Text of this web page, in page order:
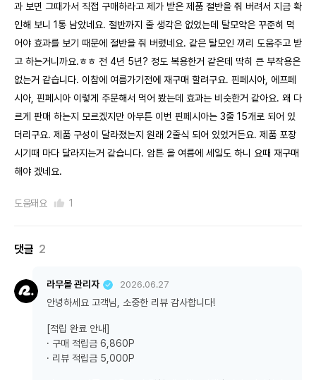
과 보면 그때가서 직접 구매하라고 제가 받은 제품 절반을 줘 버려서 지금 확
인해 보니 1통 남았네요. 절반까지 줄 생각은 없었는데 탈모약은 꾸준히 먹
어야 효과를 보기 때문에 절반을 줘 버렸네요. 같은 탈모인 끼리 도움주고 받
고 하는거니까요.ㅎㅎ 전 4년 5년? 정도 복용한거 같은데 딱히 큰 부작용은
없는거 같습니다. 이참에 여름가기전에 재구매 할려구요. 핀페시아, 에프페
시아, 핀페시아 이렇게 주문해서 먹어 봤는데 효과는 비슷한거 같아요. 왜 다
르게 판매 하는지 모르겠지만 아무튼 이번 핀페시아는 3줄 15개로 되어 있
더리구요. 제품 구성이 달라졌는지 원래 2줄식 되어 있었거든요. 제품 포장
시기때 마다 달라지는거 같습니다. 암튼 올 여름에 세일도 하니 요때 재구매
해야 겠네요.
도움돼요 1
댓글 2
라무몰 관리자 2026.06.27
안녕하세요 고객님, 소중한 리뷰 감사합니다!
[적립 완료 안내]
· 구매 적립금 6,860P
· 리뷰 적립금 5,000P